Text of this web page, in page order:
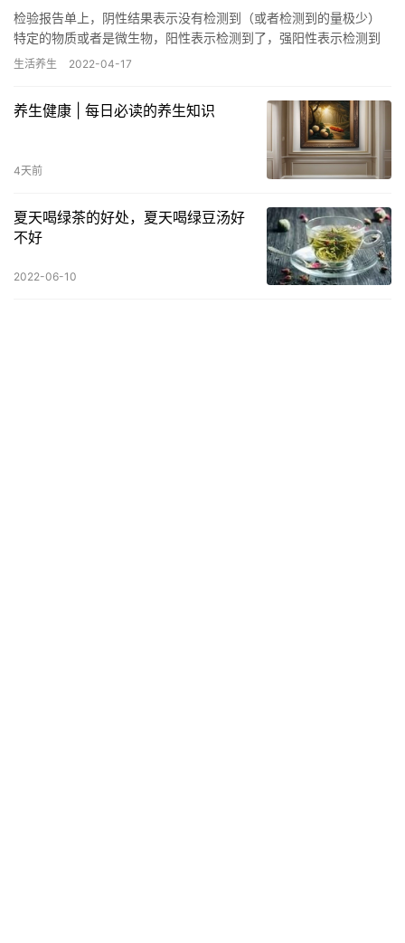
检验报告单上，阴性结果表示没有检测到（或者检测到的量极少）
特定的物质或者是微生物，阳性表示检测到了，强阳性表示检测到
的量很大。比如说乙肝两对半的检测包括了五项指标，分别代表一
生活养生 2022-04-17
养生健康 | 每日必读的养生知识
4天前
夏天喝绿茶的好处，夏天喝绿豆汤好
不好
2022-06-10